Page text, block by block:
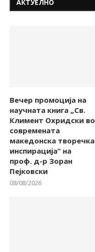
АКТУЕЛНО
Вечер промоција на
научната книга „Св.
Климент Охридски во
современата
македонска творечка
инспирација“ на
проф. д-р Зоран
Пејковски
08/08/2026